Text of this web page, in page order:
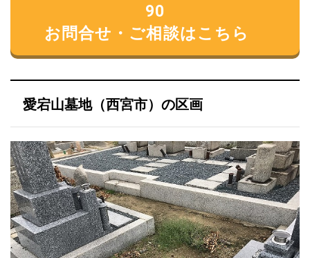
90
お問合せ・ご相談はこちら
愛宕山墓地（西宮市）の区画